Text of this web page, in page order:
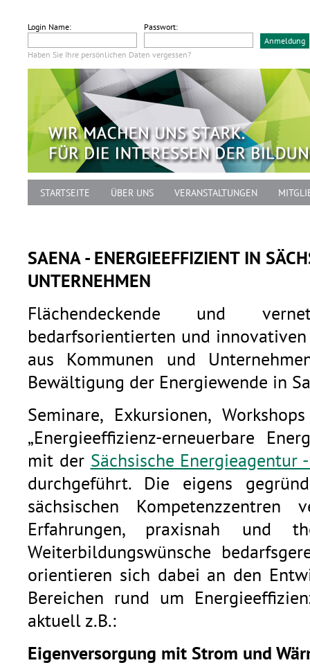
Login Name: Passwort:
Haben Sie Ihre persönlichen Daten vergessen?
STARTSEITE ÜBER UNS VERANSTALTUNGEN
SAENA - ENERGIEEFFIZIENT IN
UNTERNEHMEN
Flächendeckende und
bedarfsorientierten und
aus Kommunen und
Bewältigung der Energiewende in
Seminare, Exkursionen,
„Energieeffizienz-erneuerbare
mit der Sächsische Energieagentur
durchgeführt. Die eigens
sächsischen Kompetenzzentren
Erfahrungen, praxisnah und
Weiterbildungswünsche
orientieren sich dabei an den
Bereichen rund um
aktuell z.B.:
Eigenversorgung mit Strom und